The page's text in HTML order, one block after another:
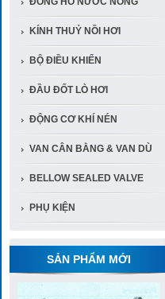
KÍNH THUỶ NỒI HƠI
BỘ ĐIỀU KHIỂN
ĐẦU ĐỐT LÒ HƠI
ĐỘNG CƠ KHÍ NÉN
VAN CÂN BẰNG & VAN DÙ
BELLOW SEALED VALVE
PHỤ KIỆN
SẢN PHẨM MỚI